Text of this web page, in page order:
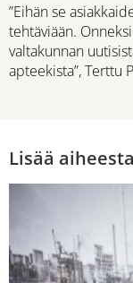
”Eihän se
tehtäviään.
valtakunnan
apteekista”, Terttu
Lisää aiheesta